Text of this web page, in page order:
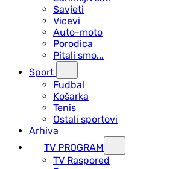
Savjeti
Vicevi
Auto-moto
Porodica
Pitali smo...
Sport
Fudbal
Košarka
Tenis
Ostali sportovi
Arhiva
TV PROGRAM
ТV Raspored